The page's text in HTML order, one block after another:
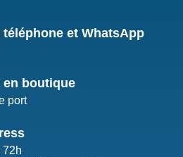
et WhatsApp
boutique
port
72h